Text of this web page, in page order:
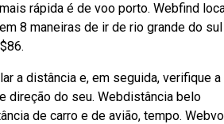
rápida é de voo porto. Webfind
8 maneiras de ir de rio grande do sul
a distância e, em seguida, verifique a
direção do seu. Webdistância belo
de carro e de avião, tempo.